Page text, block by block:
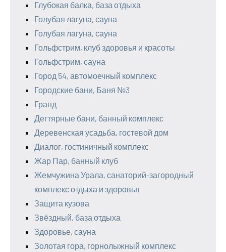
Глубокая балка, база отдыха
Голубая лагуна, сауна
Голубая лагуна, сауна
Гольфстрим, клуб здоровья и красоты
Гольфстрим, сауна
Город 54, автомоечный комплекс
Городские бани, Баня №3
Гранд
Дегтярные бани, банный комплекс
Деревенская усадьба, гостевой дом
Диалог, гостиничный комплекс
Жар Пар, банный клуб
Жемчужина Урала, санаторий-загородный
комплекс отдыха и здоровья
Защита кузова
Звёздный, база отдыха
Здоровье, сауна
Золотая гора, горнолыжный комплекс